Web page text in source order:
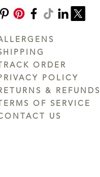
ORDER
POLICY
& REFUNDS
OF SERVICE
US